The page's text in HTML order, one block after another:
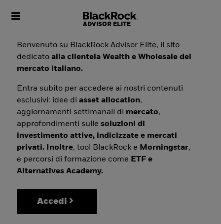
Toggle navigation
Benvenuto su BlackRock Advisor Elite, il sito
dedicatoalla clientela Wealth e Wholesale del
mercato italiano.
Entra subito per accedere ai nostri contenuti
esclusivi: idee diasset allocation,
aggiornamenti settimanali di mercato,
approfondimenti sullesoluzioni di
investimento attive, indicizzate e mercati
privati. Inoltre, tool BlackRock e Morningstar,
e percorsi di formazione come ETF e
Alternatives Academy.
Accedi